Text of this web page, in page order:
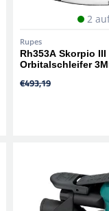
2
Rupes
Rh353A Skorpio
Orbitalschleifer
€493,19